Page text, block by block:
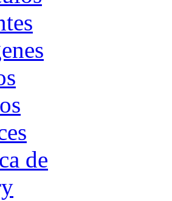
de